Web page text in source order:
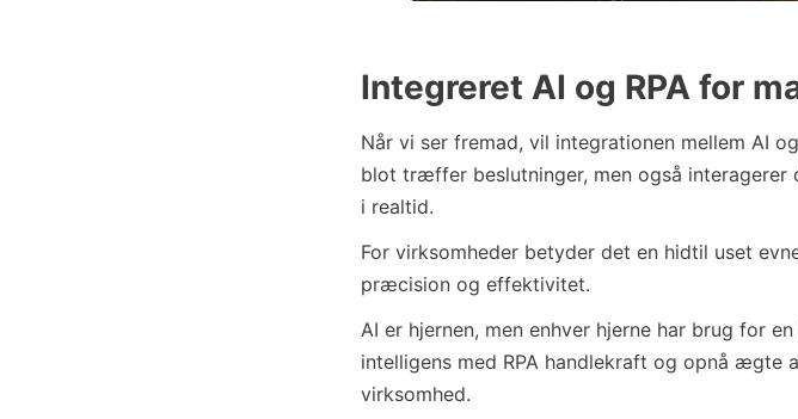
Integreret AI og RPA for
Når vi ser fremad, vil integrationen mellem AI
blot træffer beslutninger, men også
i realtid.
For virksomheder betyder det en hidtil uset
præcision og effektivitet.
AI er hjernen, men enhver hjerne har brug for
intelligens med RPA handlekraft og opnå
virksomhed.